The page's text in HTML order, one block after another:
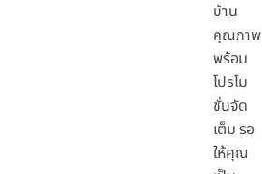
บ้าน
คุณภาพ
พร้อม
โปรโม
ชั่นจัด
เต็ม รอ
ให้คุณ